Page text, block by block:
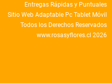
Entregas Rápidas y Puntuales
Sitio Web Adaptable Pc Tablet Móvil
Todos los Derechos Reservados
www.rosasyflores.cl 2026